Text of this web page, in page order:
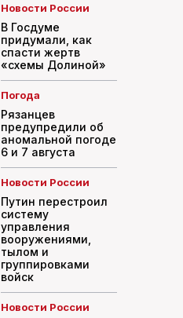
Новости России
В Госдуме
придумали, как
спасти жертв
«схемы Долиной»
Погода
Рязанцев
предупредили об
аномальной погоде
6 и 7 августа
Новости России
Путин перестроил
систему
управления
вооружениями,
тылом и
группировками
войск
Новости России